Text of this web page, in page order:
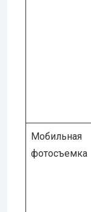
Мобильная
фотосъемка